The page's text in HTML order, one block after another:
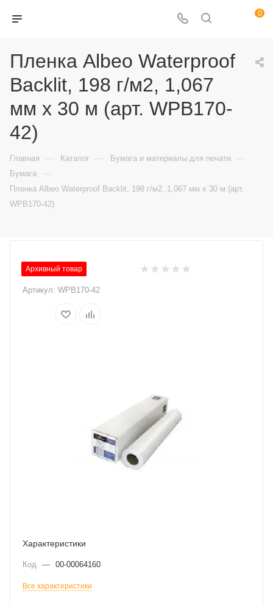
0
Пленка Albeo Waterproof
Backlit, 198 г/м2, 1,067
мм х 30 м (арт. WPB170-
42)
Главная — Каталог — Бумага и материалы для печати —
Бумага —
Пленка Albeo Waterproof Backlit, 198 г/м2, 1,067 мм х 30 м (арт.
WPB170-42)
Архивный товар
Артикул: WPB170-42
Характеристики
Код — 00-00064160
Все характеристики